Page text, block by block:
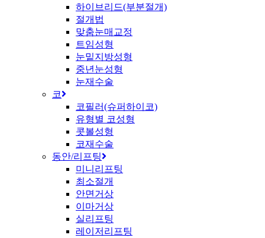
하이브리드(부분절개)
절개법
맞춤눈매교정
트임성형
눈밑지방성형
중년눈성형
눈재수술
코
코필러(슈퍼하이코)
유형별 코성형
콧볼성형
코재수술
동안/리프팅
미니리프팅
최소절개
안면거상
이마거상
실리프팅
레이저리프팅